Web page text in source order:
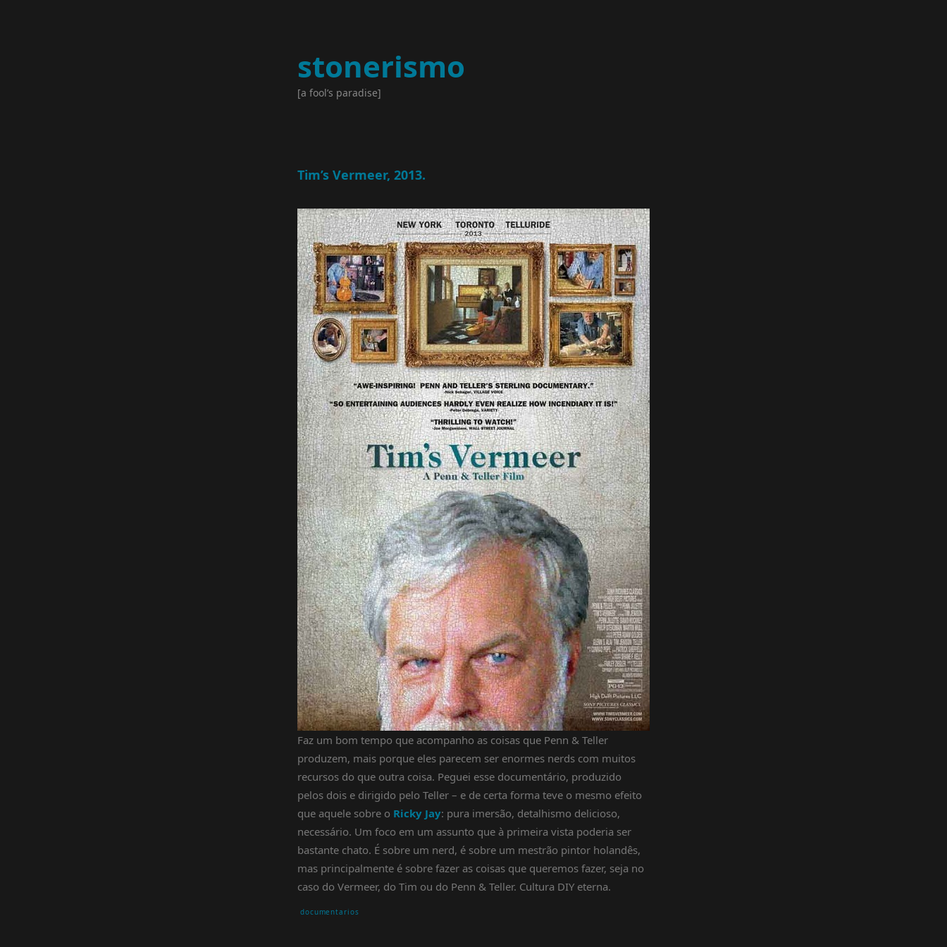
stonerismo
[a fool’s paradise]
Tim’s Vermeer, 2013.
Faz um bom tempo que acompanho as coisas que Penn & Teller
produzem, mais porque eles parecem ser enormes nerds com muitos
recursos do que outra coisa. Peguei esse documentário, produzido
pelos dois e dirigido pelo Teller – e de certa forma teve o mesmo efeito
que aquele sobre o Ricky Jay: pura imersão, detalhismo delicioso,
necessário. Um foco em um assunto que à primeira vista poderia ser
bastante chato. É sobre um nerd, é sobre um mestrão pintor holandês,
mas principalmente é sobre fazer as coisas que queremos fazer, seja no
caso do Vermeer, do Tim ou do Penn & Teller. Cultura DIY eterna.
documentarios